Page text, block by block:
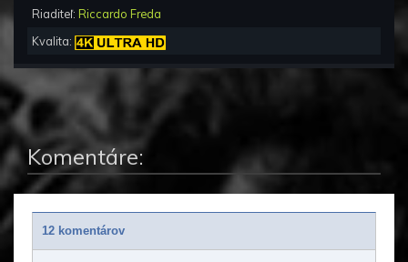
Riaditeľ: Riccardo Freda
Kvalita:
Komentáre:
12 komentárov